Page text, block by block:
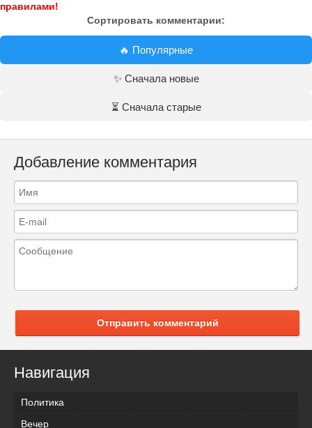
правилами!
Сортировать комментарии:
🔥 Популярные
✨ Сначала новые
⏳ Сначала старые
Добавление комментария
Отправить комментарий
Навигация
Политика
Вечер